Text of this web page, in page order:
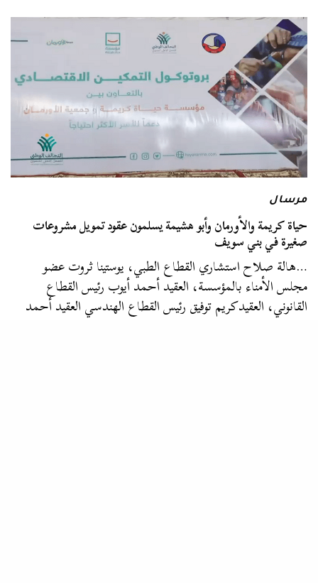
مرسال
حياة كريمة والأورمان وأبو هشيمة يسلمون عقود تمويل مشروعات
صغيرة في بني سويف
…هالة صلاح استشاري القطاع الطبي، يوستينا ثروت عضو
مجلس الأمناء بالمؤسسة، العقيد أحمد أيوب رئيس القطاع
القانوني، العقيدكريم توفيق رئيس القطاع الهندسي العقيد أحمد
سعيدالشيمي رئيس قطاع